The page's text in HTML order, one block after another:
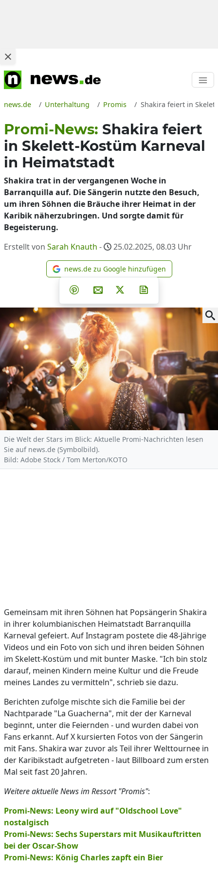
news.de Unterhaltung Promis Shakira feiert in
Promi-News: Shakira feiert
in Skelett-Kostüm Karneval
in Heimatstadt
Shakira trat in der vergangenen Woche in
Barranquilla auf. Die Sängerin nutzte den Besuch,
um ihren Söhnen die Bräuche ihrer Heimat in der
Karibik näherzubringen. Und sorgte damit für
Begeisterung.
Erstellt von Sarah Knauth - 25.02.2025, 08.03 Uhr
news.de zu Google
news.de zu Google hinzufügen
Teilen auf Facebook
Teilen auf Whatsapp
Teilen auf Telegram
Teilen auf Pinterest
Per E-Mail teilen
Post auf X
Die Welt der Stars im Blick: Aktuelle Promi-Nachrichten lesen
Sie auf news.de (Symbolbild).
Bild: Adobe Stock / Tom Merton/KOTO
Gemeinsam mit ihren Söhnen hat Popsängerin Shakira
in ihrer kolumbianischen Heimatstadt Barranquilla
Karneval gefeiert. Auf Instagram postete die 48-Jährige
Videos und ein Foto von sich und ihren beiden Söhnen
im Skelett-Kostüm und mit bunter Maske. "Ich bin stolz
darauf, meinen Kindern meine Kultur und die Freude
meines Landes zu vermitteln", schrieb sie dazu.
Berichten zufolge mischte sich die Familie bei der
Nachtparade "La Guacherna", mit der der Karneval
beginnt, unter die Feiernden - und wurden dabei von
Fans erkannt. Auf X kursierten Fotos von der Sängerin
mit Fans. Shakira war zuvor als Teil ihrer Welttournee in
der Karibikstadt aufgetreten - laut Billboard zum ersten
Mal seit fast 20 Jahren.
Weitere aktuelle News im Ressort "Promis":
Promi-News: Leony wird auf "Oldschool Love"
nostalgisch
Promi-News: Sechs Superstars mit Musikauftritten
bei der Oscar-Show
Promi-News: König Charles zapft ein Bier